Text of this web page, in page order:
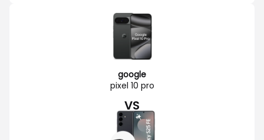
google
pixel 10 pro
VS